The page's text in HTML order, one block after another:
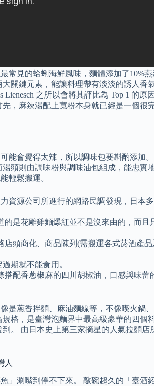
常見的蛤蜊海鮮風味，麵體添加了10%
關鍵元素，能讓料理帶有淡淡的誘人
之所以會將其評比為 Top 1 的
，麻辣湯配上寬粉本身就已經是一個
能會覺得太辣，所以調味包要斟酌添加
頭則由調味粉與調味油包組成，能忠
輕鬆搬運。
資源公司所進行的網路民調發現，日本
是花雕雞麵爆紅並不是沒來由的，而
頭商化、商品陳列(需搬運各式菸酒產
期就不能食用。
配香蔥椒麻的四川胡椒油，口感與味蕾
是蔥香拌麵、麻油麵線等，不像喫火鍋
格，是臺灣泡麵界中最高級豪華的四
。 由日本史上第三家摘星的人氣拉麵
人
」涮嘴到停不下來。 敲碗超久的「臺